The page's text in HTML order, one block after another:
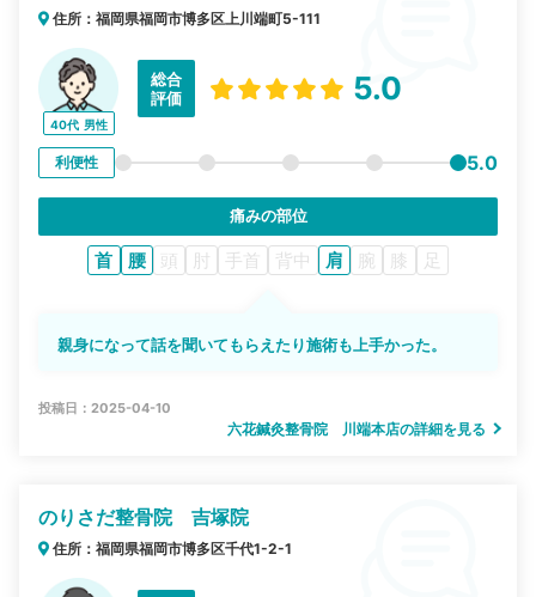
住所：福岡県福岡市博多区上川端町5-111
40代 男性
総合
評価
5.0
利便性 5.0
痛みの部位
首 腰 頭 肘 手首 背中 肩 腕 膝 足
親身になって話を聞いてもらえたり施術も上手かった。
投稿日：2025-04-10
六花鍼灸整骨院 川端本店の詳細を見る
のりさだ整骨院 吉塚院
住所：福岡県福岡市博多区千代1-2-1